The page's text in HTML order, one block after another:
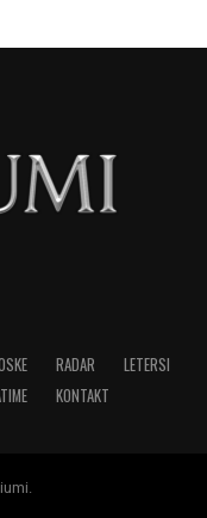
zgjidhje për
sociale.
të forta:
reale për
mesazhin
mbeten të